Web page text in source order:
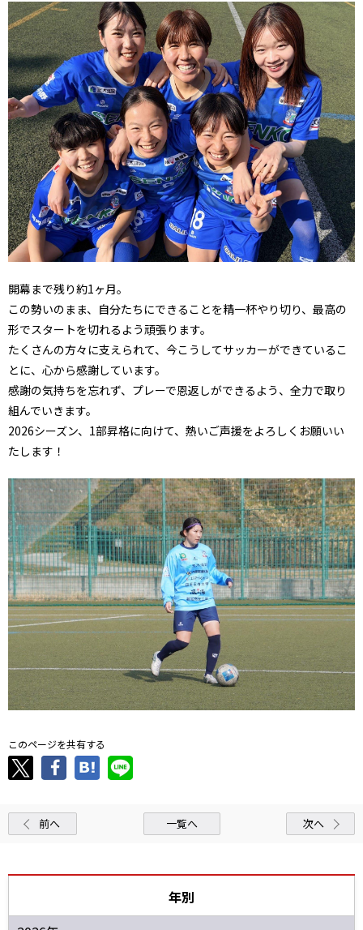
開幕まで残り約1ヶ月。
この勢いのまま、自分たちにできることを精一杯やり切り、最高の
形でスタートを切れるよう頑張ります。
たくさんの方々に支えられて、今こうしてサッカーができているこ
とに、心から感謝しています。
感謝の気持ちを忘れず、プレーで恩返しができるよう、全力で取り
組んでいきます。
2026シーズン、1部昇格に向けて、熱いご声援をよろしくお願いい
たします！
このページを共有する
前へ 一覧へ 次へ
年別